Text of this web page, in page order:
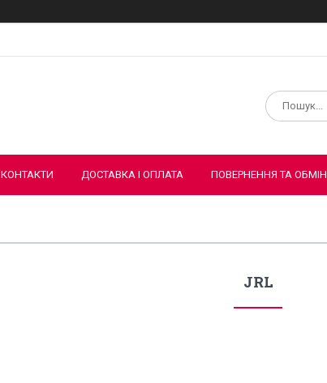
КОНТАКТИ ДОСТАВКА І ОПЛАТА ПОВЕРНЕННЯ ТА ОБМІН
JRL